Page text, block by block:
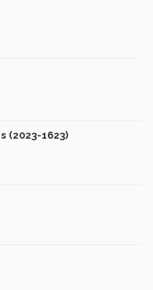
(2023-1623)